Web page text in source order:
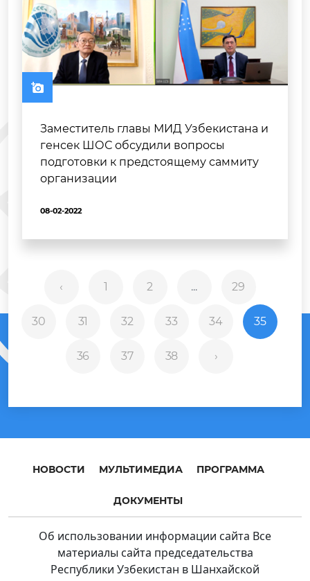
Заместитель главы МИД Узбекистана и
генсек ШОС обсудили вопросы
подготовки к предстоящему саммиту
организации
08-02-2022
‹ 1 2 ... 29
30 31 32 33 34 35
36 37 38 ›
НОВОСТИ МУЛЬТИМЕДИА ПРОГРАММА
ДОКУМЕНТЫ
Об использовании информации сайта Все
материалы сайта председательства
Республики Узбекистан в Шанхайской